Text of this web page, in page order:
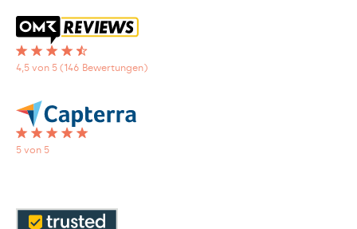
4,5 von 5 (146 Bewertungen)
5 von 5